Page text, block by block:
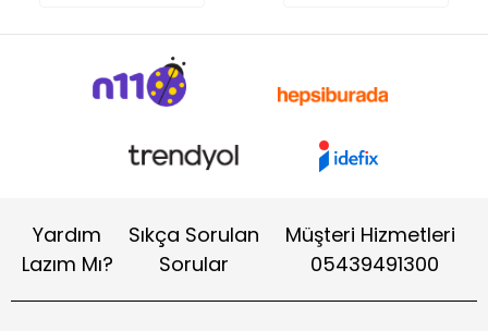
Yardım
Lazım Mı?
Sıkça Sorulan
Sorular
Müşteri Hizmetleri
05439491300